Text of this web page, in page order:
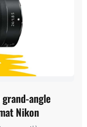
angle
Nikon